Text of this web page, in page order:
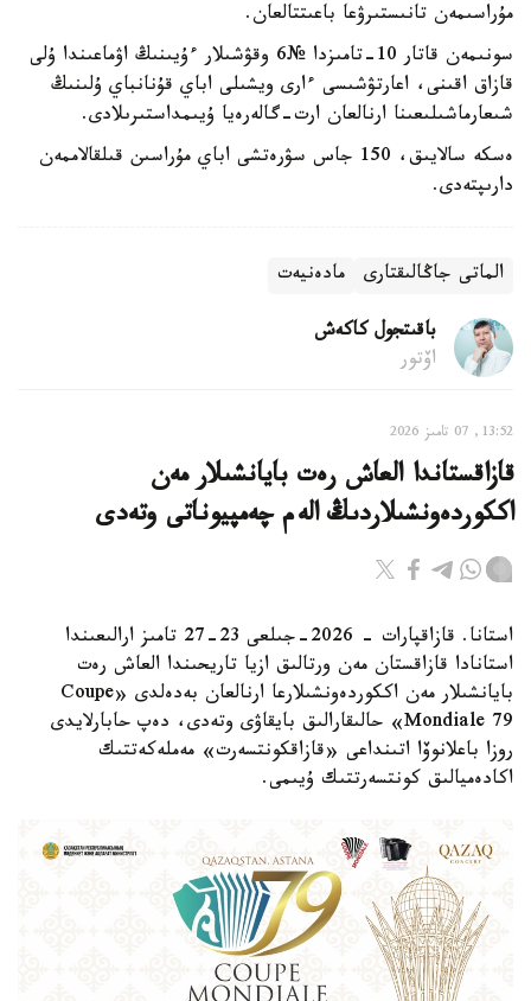
مۇراسىمەن تانىستىرۋعا باعىتتالعان.
سونىمەن قاتار 10-تامىزدا №6 وقۋشىلار ءۇيىنىڭ اۋماعىندا ۇلى
قازاق اقىنى، اعارتۋشىسى ءارى ويشىلى اباي قۇنانباي ۇلىنىڭ
شىعارماشىلىعىنا ارنالعان ارت-گالەرەيا ۇيىمداستىرىلادى.
ەسكە سالايىق، 150 جاس سۋرەتشى اباي مۇراسىن قىلقالاممەن
دارىپتەدى.
الماتى جاڭالىقتارى مادەنيەت
باقىتجول كاكەش
اۆتور
13:52, 07 تامىز 2026
قازاقستاندا العاش رەت بايانشىلار مەن
اككوردەونشىلاردىڭ الەم چەمپيوناتى وتەدى
استانا. قازاقپارات - 2026-جىلعى 23-27 تامىز ارالىعىندا
استانادا قازاقستان مەن ورتالىق ازيا تاريحىندا العاش رەت
بايانشىلار مەن اككوردەونشىلارعا ارنالعان بەدەلدى «Coupe
Mondiale 79» حالىقارالىق بايقاۋى وتەدى، دەپ حابارلايدى
روزا باعلانوۆا اتىنداعى «قازاقكونتسەرت» مەملەكەتتىك
اكادەميالىق كونتسەرتتىك ۇيىمى.